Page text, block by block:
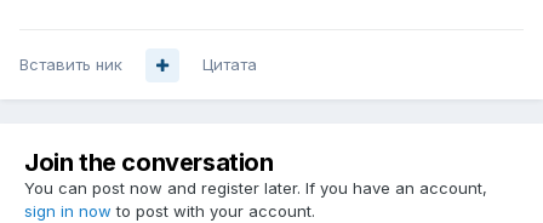
Вставить ник Цитата
Join the conversation
You can post now and register later. If you have an account,
sign in now to post with your account.